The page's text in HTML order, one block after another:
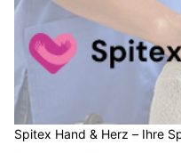
Spitex Hand & Herz – Ihre